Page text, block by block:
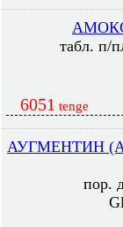
табл. п/
6051 tenge
АУГМЕНТИН
пор.